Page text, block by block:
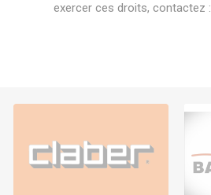
exercer ces droits, contactez :